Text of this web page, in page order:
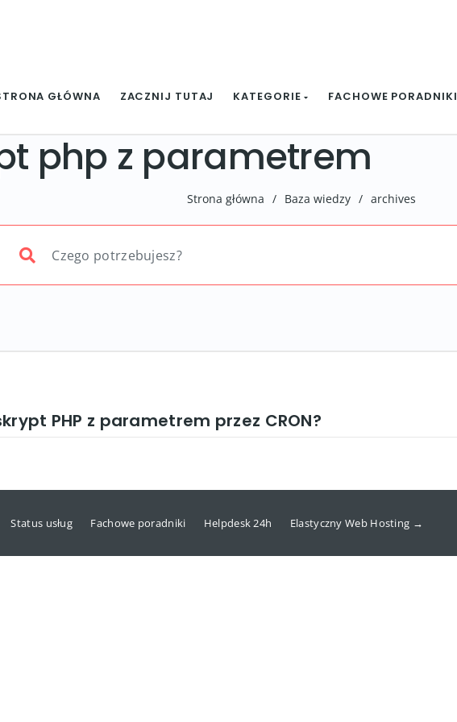
GŁÓWNA ZACZNIJ TUTAJ KATEGORIE FACHOWE PORADNIKI
php z parametrem
Strona główna / Baza wiedzy / archives
PHP z parametrem przez CRON?
Status usług Fachowe poradniki Helpdesk 24h Elastyczny Web Hosting →